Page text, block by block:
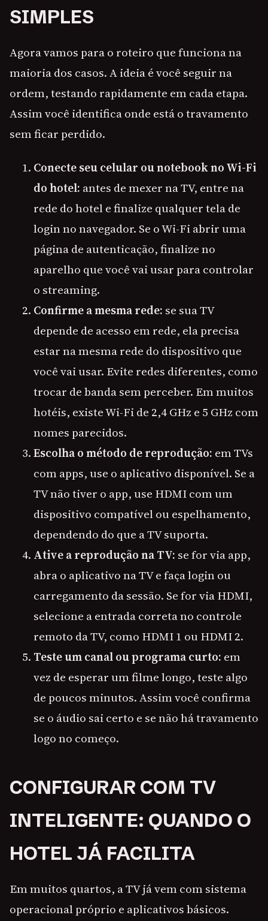
SIMPLES
Agora vamos para o roteiro que funciona na
maioria dos casos. A ideia é você seguir na
ordem, testando rapidamente em cada etapa.
Assim você identifica onde está o travamento
sem ficar perdido.
Conecte seu celular ou notebook no Wi-Fi
do hotel: antes de mexer na TV, entre na
rede do hotel e finalize qualquer tela de
login no navegador. Se o Wi-Fi abrir uma
página de autenticação, finalize no
aparelho que você vai usar para controlar
o streaming.
Confirme a mesma rede: se sua TV
depende de acesso em rede, ela precisa
estar na mesma rede do dispositivo que
você vai usar. Evite redes diferentes, como
trocar de banda sem perceber. Em muitos
hotéis, existe Wi-Fi de 2,4 GHz e 5 GHz com
nomes parecidos.
Escolha o método de reprodução: em TVs
com apps, use o aplicativo disponível. Se a
TV não tiver o app, use HDMI com um
dispositivo compatível ou espelhamento,
dependendo do que a TV suporta.
Ative a reprodução na TV: se for via app,
abra o aplicativo na TV e faça login ou
carregamento da sessão. Se for via HDMI,
selecione a entrada correta no controle
remoto da TV, como HDMI 1 ou HDMI 2.
Teste um canal ou programa curto: em
vez de esperar um filme longo, teste algo
de poucos minutos. Assim você confirma
se o áudio sai certo e se não há travamento
logo no começo.
CONFIGURAR COM TV
INTELIGENTE: QUANDO O
HOTEL JÁ FACILITA
Em muitos quartos, a TV já vem com sistema
operacional próprio e aplicativos básicos.